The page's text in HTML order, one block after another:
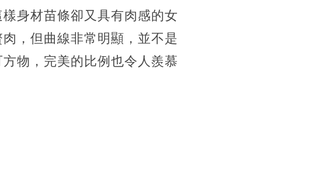
身材苗條卻又具有肉感的女
，但曲線非常明顯，並不是
物，完美的比例也令人羨慕